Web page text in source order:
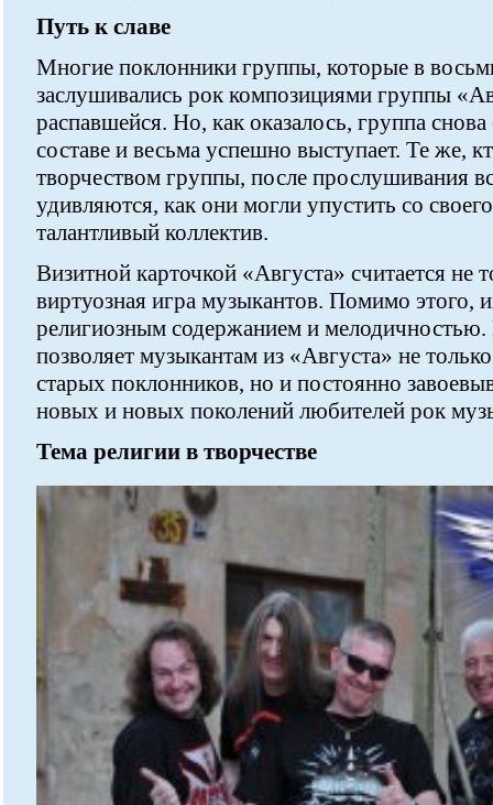
Путь к славе
Многие поклонники группы, которые в
заслушивались рок композициями группы
распавшейся. Но, как оказалось, группа
составе и весьма успешно выступает. Те же,
творчеством группы, после прослушивания
удивляются, как они могли упустить со
талантливый коллектив.
Визитной карточкой «Августа» считается не
виртуозная игра музыкантов. Помимо этого,
религиозным содержанием и
позволяет музыкантам из «Августа» не
старых поклонников, но и постоянно
новых и новых поколений любителей рок
Тема религии в творчестве